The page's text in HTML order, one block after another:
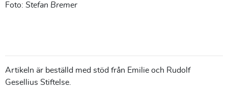
Foto: Stefan Bremer
Artikeln är beställd med stöd från Emilie och Rudolf
Gesellius Stiftelse.